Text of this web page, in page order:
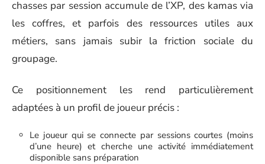
chasses par session accumule de l’XP, des kamas via
les coffres, et parfois des ressources utiles aux
métiers, sans jamais subir la friction sociale du
groupage.
Ce positionnement les rend particulièrement
adaptées à un profil de joueur précis :
Le joueur qui se connecte par sessions courtes (moins
d’une heure) et cherche une activité immédiatement
disponible sans préparation